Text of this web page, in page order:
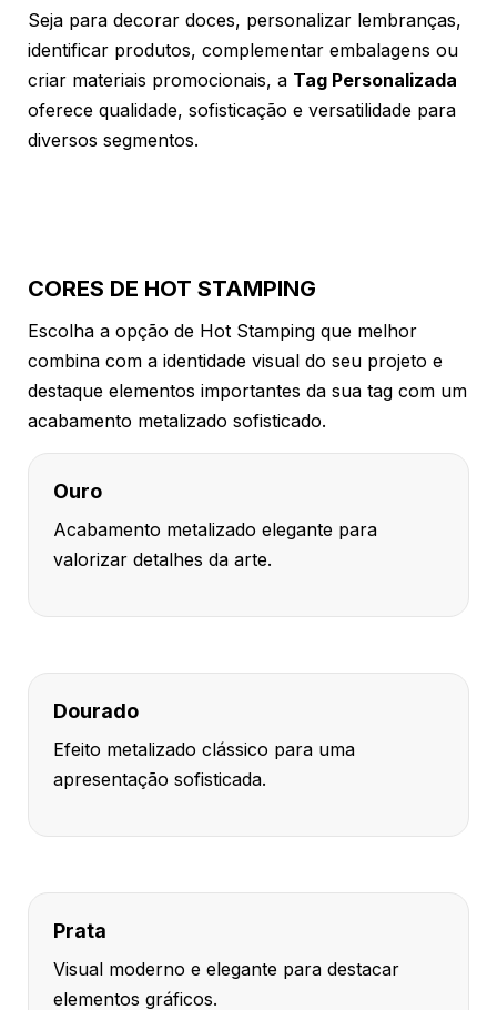
Seja para decorar doces, personalizar lembranças,
identificar produtos, complementar embalagens ou
criar materiais promocionais, a Tag Personalizada
oferece qualidade, sofisticação e versatilidade para
diversos segmentos.
CORES DE HOT STAMPING
Escolha a opção de Hot Stamping que melhor
combina com a identidade visual do seu projeto e
destaque elementos importantes da sua tag com um
acabamento metalizado sofisticado.
Ouro
Acabamento metalizado elegante para
valorizar detalhes da arte.
Dourado
Efeito metalizado clássico para uma
apresentação sofisticada.
Prata
Visual moderno e elegante para destacar
elementos gráficos.